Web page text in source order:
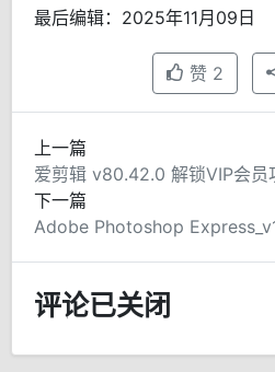
最后编辑：2025年11月09日
赞 2
上一篇
爱剪辑 v80.42.0 解锁VIP会员
下一篇
评论已关闭